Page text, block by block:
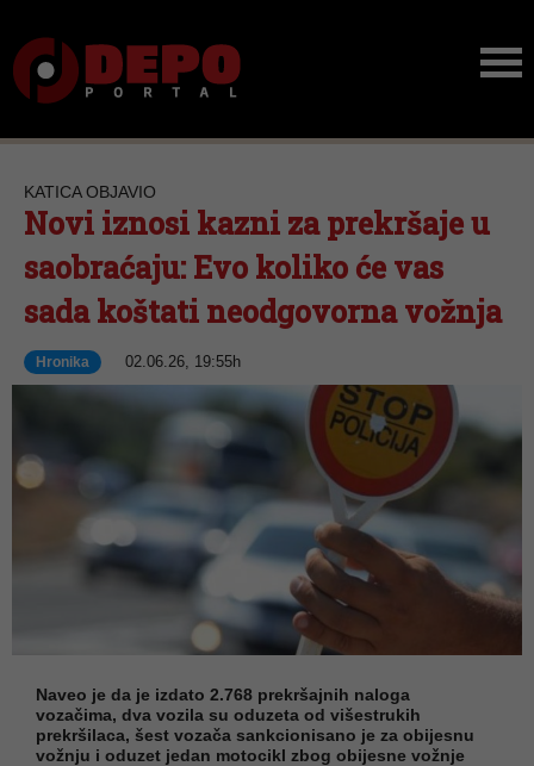
KATICA OBJAVIO
Novi iznosi kazni za prekršaje u
saobraćaju: Evo koliko će vas
sada koštati neodgovorna vožnja
Hronika 02.06.26, 19:55h
Naveo je da je izdato 2.768 prekršajnih naloga
vozačima, dva vozila su oduzeta od višestrukih
prekršilaca, šest vozača sankcionisano je za obijesnu
vožnju i oduzet jedan motocikl zbog obijesne vožnje